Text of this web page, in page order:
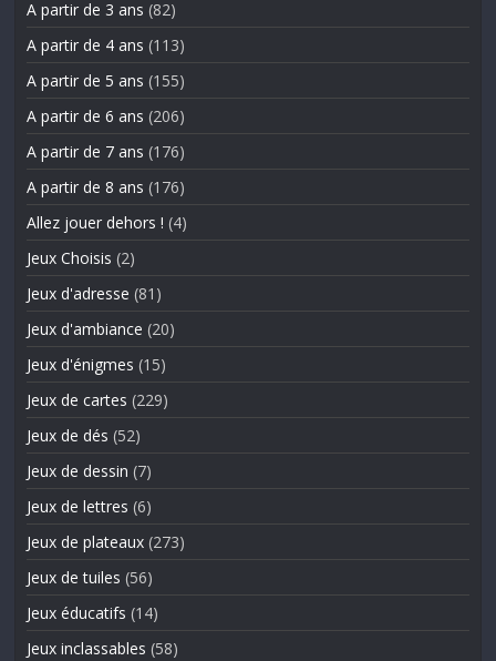
A partir de 3 ans (82)
A partir de 4 ans (113)
A partir de 5 ans (155)
A partir de 6 ans (206)
A partir de 7 ans (176)
A partir de 8 ans (176)
Allez jouer dehors ! (4)
Jeux Choisis (2)
Jeux d'adresse (81)
Jeux d'ambiance (20)
Jeux d'énigmes (15)
Jeux de cartes (229)
Jeux de dés (52)
Jeux de dessin (7)
Jeux de lettres (6)
Jeux de plateaux (273)
Jeux de tuiles (56)
Jeux éducatifs (14)
Jeux inclassables (58)